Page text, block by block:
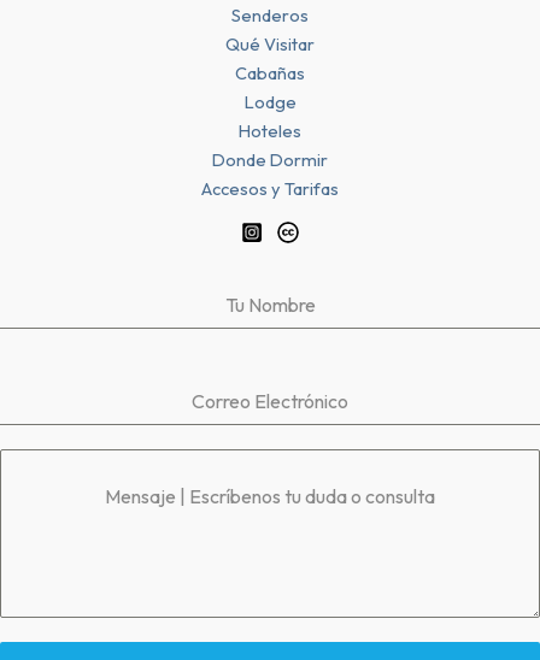
Senderos
Qué Visitar
Cabañas
Lodge
Hoteles
Donde Dormir
Accesos y Tarifas
Tu Nombre
Correo Electrónico
Mensaje | Escríbenos tu duda o consulta